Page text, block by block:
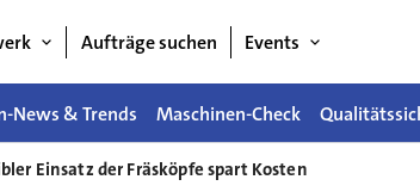
Aufträge suchen Events
News & Trends Maschinen-Check
Einsatz der Fräsköpfe spart Kosten